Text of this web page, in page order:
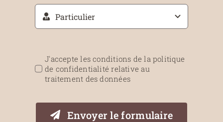
J'accepte les conditions de la politique
de confidentialité relative au
traitement des données
Envoyer le formulaire